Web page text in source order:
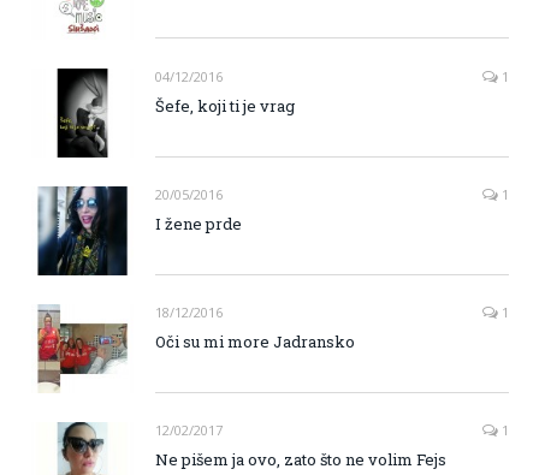
04/12/2016 1
Šefe, koji ti je vrag
20/05/2016 1
I žene prde
18/12/2016 1
Oči su mi more Jadransko
12/02/2017 1
Ne pišem ja ovo, zato što ne volim Fejs